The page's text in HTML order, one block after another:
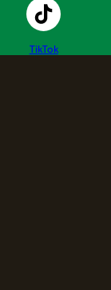
TikTok